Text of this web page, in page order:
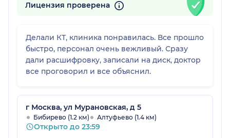
Лицензия проверена
Делали КТ, клиника понравилась. Все прошло
быстро, персонал очень вежливый. Сразу
дали расшифровку, записали на диск, доктор
все проговорил и все объяснил.
г Москва, ул Мурановская, д 5
Бибирево (1.2 км) Алтуфьево (1.4 км)
Открыто до 23:59